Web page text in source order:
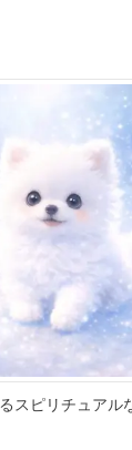
スピリチュアル